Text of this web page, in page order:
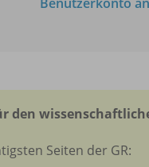
den
Seiten der GR: